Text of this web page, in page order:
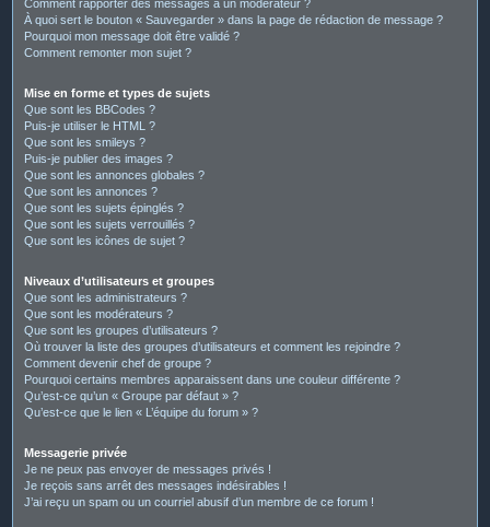
Comment rapporter des messages à un modérateur ?
À quoi sert le bouton « Sauvegarder » dans la page de rédaction de message ?
Pourquoi mon message doit être validé ?
Comment remonter mon sujet ?
Mise en forme et types de sujets
Que sont les BBCodes ?
Puis-je utiliser le HTML ?
Que sont les smileys ?
Puis-je publier des images ?
Que sont les annonces globales ?
Que sont les annonces ?
Que sont les sujets épinglés ?
Que sont les sujets verrouillés ?
Que sont les icônes de sujet ?
Niveaux d’utilisateurs et groupes
Que sont les administrateurs ?
Que sont les modérateurs ?
Que sont les groupes d’utilisateurs ?
Où trouver la liste des groupes d’utilisateurs et comment les rejoindre ?
Comment devenir chef de groupe ?
Pourquoi certains membres apparaissent dans une couleur différente ?
Qu’est-ce qu’un « Groupe par défaut » ?
Qu’est-ce que le lien « L’équipe du forum » ?
Messagerie privée
Je ne peux pas envoyer de messages privés !
Je reçois sans arrêt des messages indésirables !
J’ai reçu un spam ou un courriel abusif d’un membre de ce forum !